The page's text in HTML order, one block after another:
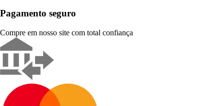
Pagamento seguro
Compre em nosso site com total confiança